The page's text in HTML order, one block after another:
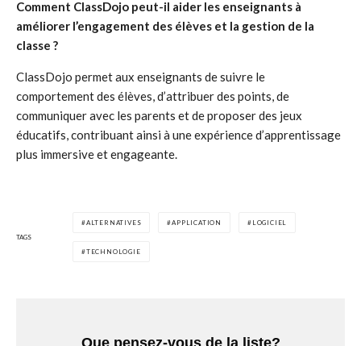
Comment ClassDojo peut-il aider les enseignants à
améliorer l’engagement des élèves et la gestion de la
classe ?
ClassDojo permet aux enseignants de suivre le
comportement des élèves, d’attribuer des points, de
communiquer avec les parents et de proposer des jeux
éducatifs, contribuant ainsi à une expérience d’apprentissage
plus immersive et engageante.
TAGS
ALTERNATIVES APPLICATION LOGICIEL
TECHNOLOGIE
Que pensez-vous de la liste?